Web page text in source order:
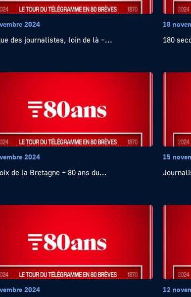
2024
des journalistes, loin de là –...
18
180
2024
de la Bretagne – 80 ans du...
15
2024 12